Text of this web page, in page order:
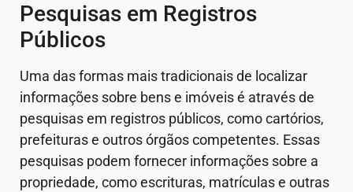
Pesquisas em Registros
Públicos
Uma das formas mais tradicionais de localizar
informações sobre bens e imóveis é através de
pesquisas em registros públicos, como cartórios,
prefeituras e outros órgãos competentes. Essas
pesquisas podem fornecer informações sobre a
propriedade, como escrituras, matrículas e outras